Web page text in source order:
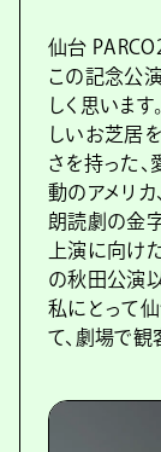
仙台
この記念公
しく思いま
しいお芝居
さを持った
動のアメリ
朗読劇の金
上演に向け
の秋田公演
私にとって
て、劇場で観